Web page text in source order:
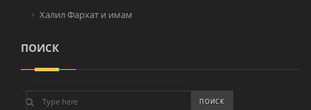
Халил Фархат и имам
ПОИСК